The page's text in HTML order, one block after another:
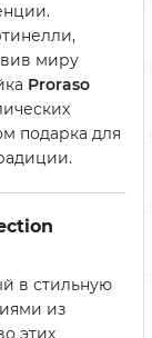
миру
Proraso
подарка для
в стильную
из
этих